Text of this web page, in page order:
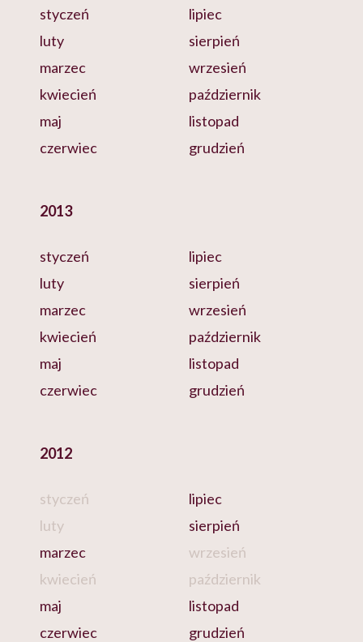
styczeń
luty
marzec
kwiecień
maj
czerwiec
lipiec
sierpień
wrzesień
październik
listopad
grudzień
2013
styczeń
luty
marzec
kwiecień
maj
czerwiec
lipiec
sierpień
wrzesień
październik
listopad
grudzień
2012
styczeń
luty
marzec
kwiecień
maj
czerwiec
lipiec
sierpień
wrzesień
październik
listopad
grudzień